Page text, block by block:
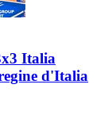
Italia
d'Italia